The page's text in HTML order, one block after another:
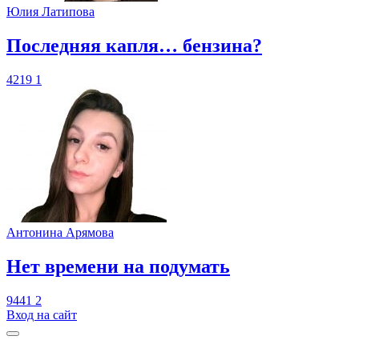
Юлия Латипова
​Последняя капля… бензина?
4219 1
Антонина Арямова
​Нет времени на подумать
9441 2
Вход на сайт